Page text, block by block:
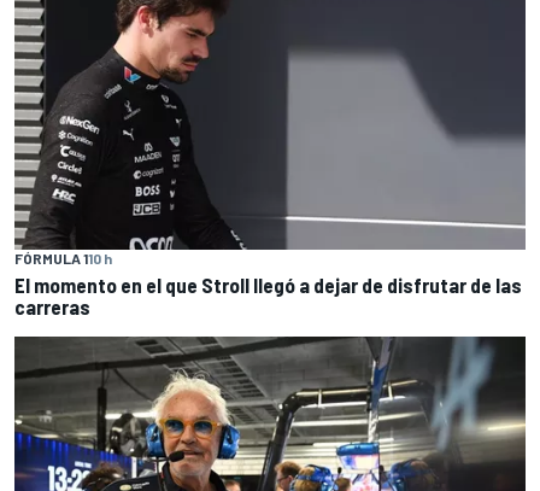
FÓRMULA 110 h
El momento en el que Stroll llegó a dejar de disfrutar de las
carreras